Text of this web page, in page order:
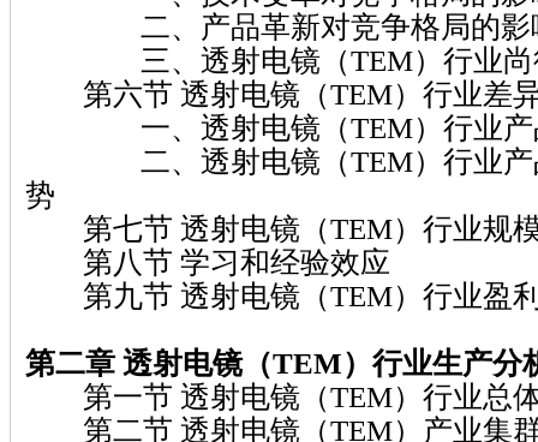
二、产品革新对竞争格局的影
三、透射电镜（TEM）行业尚
第六节 透射电镜（TEM）行业差
一、透射电镜（TEM）行业产
二、透射电镜（TEM）行业产
势
第七节 透射电镜（TEM）行业规
第八节 学习和经验效应
第九节 透射电镜（TEM）行业盈
第二章 透射电镜（TEM）行业生产分
第一节 透射电镜（TEM）行业总
第二节 透射电镜（TEM）产业集